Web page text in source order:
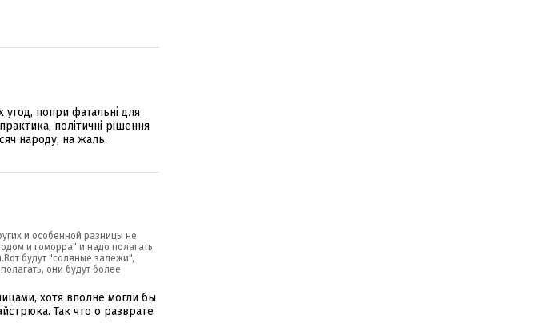
попри фатальні для
політичні рішення
народу, на жаль.
и особенной разницы не
и гоморра" и надо полагать
будут "соляные залежи",
они будут более
хотя вполне могли бы
Так что о разврате